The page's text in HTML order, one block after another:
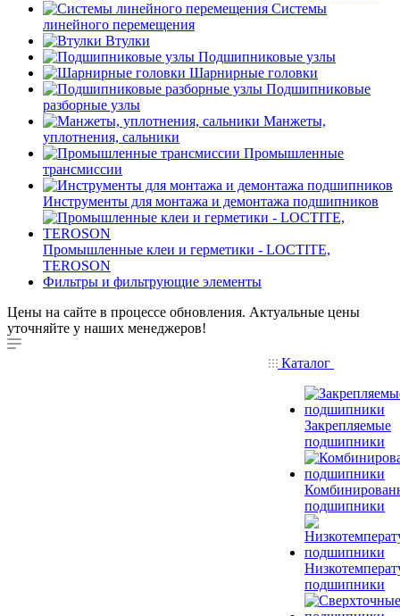
Системы
линейного перемещения
Втулки
Подшипниковые узлы
Шарнирные головки
Подшипниковые
разборные узлы
Манжеты,
уплотнения, сальники
Промышленные
трансмиссии
Инструменты для монтажа и демонтажа подшипников
Промышленные клеи и герметики - LOCTITE,
TEROSON
Фильтры и фильтрующие элементы
Цены на сайте в процессе обновления. Актуальные цены
уточняйте у наших менеджеров!
Каталог
Закрепляемые
подшипники
подшипники
подшипники